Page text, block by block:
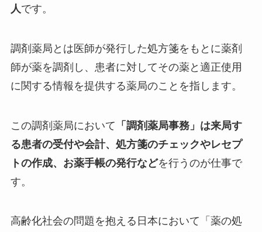
人 です。
調剤薬局とは医師が発行した処方箋をもとに薬剤
師が薬を調剤し、患者に対してその薬と適正使用
に関する情報を提供する薬局のことを指します。
この調剤薬局において 「調剤薬局事務」は来局す
る患者の受付や会計、処方箋のチェックやレセプ
トの作成、お薬手帳の発行などを行うのが仕事で
す。
高齢化社会の問題を抱える日本において「薬の処